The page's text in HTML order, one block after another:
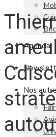
Agenda
Nos